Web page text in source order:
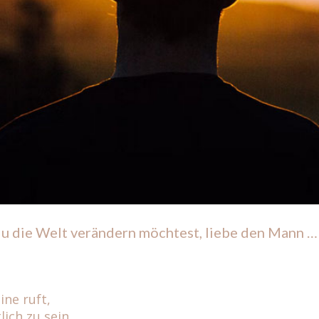
die Welt verändern möchtest, liebe den Mann
ruft,